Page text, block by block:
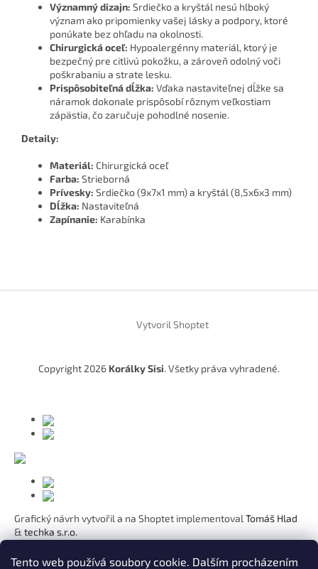
Tento web používá soubory cookie. Dalším procházením
Významný dizajn: Srdiečko a kryštál nesú hlboký
význam ako pripomienky vašej lásky a podpory, ktoré
ponúkate bez ohľadu na okolnosti.
Chirurgická oceľ: Hypoalergénny materiál, ktorý je
bezpečný pre citlivú pokožku, a zároveň odolný voči
poškrabaniu a strate lesku.
Prispôsobiteľná dĺžka: Vďaka nastaviteľnej dĺžke sa
náramok dokonale prispôsobí rôznym veľkostiam
zápästia, čo zaručuje pohodlné nosenie.
Detaily:
Materiál: Chirurgická oceľ
Farba: Strieborná
Prívesky: Srdiečko (9x7x1 mm) a kryštál (8,5x6x3 mm)
Dĺžka: Nastaviteľná
Zapínanie: Karabínka
Vytvoril Shoptet
Copyright 2026 Korálky Sisi. Všetky práva vyhradené.
Grafický návrh vytvořil a na Shoptet implementoval Tomáš Hlad
& techka s.r.o.
Koho chcete obdarovat?